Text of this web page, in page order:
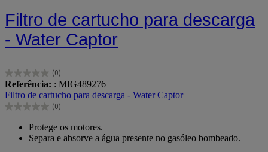
Filtro de cartucho para descarga
- Water Captor
(0)
0.0
em
5
estrelas.
Referência: : MIG489276
Filtro de cartucho para descarga - Water Captor
(0)
0.0
estrelas.
Protege os motores.
Separa e absorve a água presente no gasóleo bombeado.